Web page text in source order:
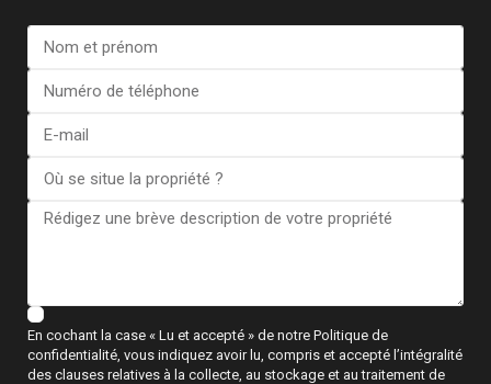
Carte
Apartment in Torrevieja – EE12...
€ 255.000
En cochant la case « Lu et accepté » de notre Politique de
confidentialité, vous indiquez avoir lu, compris et accepté l’intégralité
des clauses relatives à la collecte, au stockage et au traitement de